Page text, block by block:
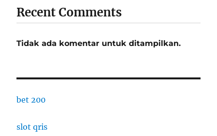
Recent Comments
Tidak ada komentar untuk ditampilkan.
bet 200
slot qris